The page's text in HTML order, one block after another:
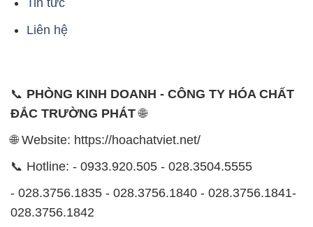
📞
PHÒNG KINH DOANH - CÔNG TY HÓA CHẤT
ĐẮC TRƯỜNG PHÁT
- 028.3756.1835 - 028.3756.1840 - 028.3756.1841-
0902.765.866
📧 Email: hoachat@dactruongphat.vn